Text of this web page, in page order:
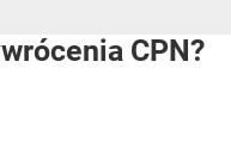
CPN?